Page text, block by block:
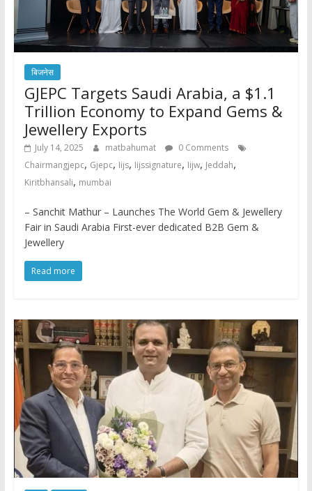
बिजनेस
GJEPC Targets Saudi Arabia, a $1.1
Trillion Economy to Expand Gems &
Jewellery Exports
July 14, 2025 matbahumat
0 Comments
Chairmangjepc, Gjepc, Iijs, Iijssignature, Iijw, Jeddah,
Kiritbhansali, mumbai
– Sanchit Mathur – Launches The World Gem & Jewellery
Fair in Saudi Arabia First-ever dedicated B2B Gem &
Jewellery
Read more